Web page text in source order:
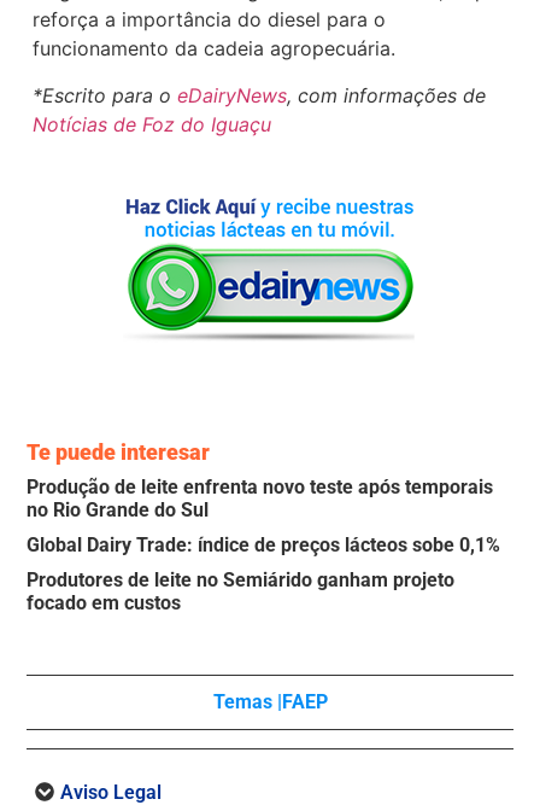
reforça a importância do diesel para o
funcionamento da cadeia agropecuária.
*Escrito para oeDairyNews, com informações de
Notícias de Foz do Iguaçu
Te puede interesar
Produção de leite enfrenta novo teste após temporais
no Rio Grande do Sul
Global Dairy Trade: índice de preços lácteos sobe 0,1%
Produtores de leite no Semiárido ganham projeto
focado em custos
Temas |FAEP
Aviso Legal